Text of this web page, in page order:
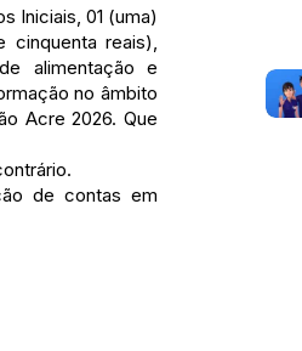
Iniciais, 01 (uma)
reais),
alimentação e
no âmbito
Acre 2026. Que
de contas em